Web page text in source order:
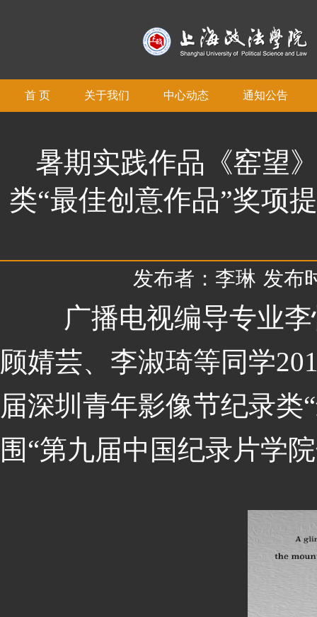
首 页 关于我们 中心动态 通知公告
暑期实践作品《窑望
类“最佳创意作品”奖项
发布者：李琳 发布
广播电视编导专业李
顾婧芸、李淑琦等同学
届深圳青年影像节纪录类
围“第九届中国纪录片学